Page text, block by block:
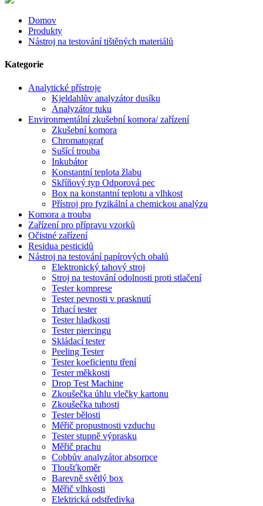
Domov
Produkty
Nástroj na testování tištěných materiálů
Kategorie
Analytické přístroje
Kjeldahlův analyzátor dusíku
Analyzátor tuku
Environmentální zkušební komora/ zařízení
Zkušební komora
Chromatograf
Sušící trouba
Inkubátor
Konstantní teplota žlabu
Skříňový typ Odporová pec
Box na konstantní teplotu a vlhkost
Přístroj pro fyzikální a chemickou analýzu
Komora a trouba
Zařízení pro přípravu vzorků
Očistné zařízení
Residua pesticidů
Nástroj na testování papírových obalů
Elektronický tahový stroj
Stroj na testování odolnosti proti stlačení
Tester komprese
Tester pevnosti v prasknutí
Trhací tester
Tester hladkosti
Tester piercingu
Skládací tester
Peeling Tester
Tester koeficientu tření
Tester měkkosti
Drop Test Machine
Zkoušečka úhlu vlečky kartonu
Zkoušečka tuhosti
Tester bělosti
Měřič propustnosti vzduchu
Tester stupně výprasku
Měřič prachu
Cobbův analyzátor absorpce
Tloušťkoměr
Barevně světlý box
Měřič vlhkosti
Elektrická odstředivka